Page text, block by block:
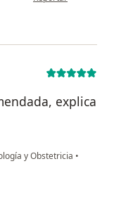
explica
y Obstetricia •